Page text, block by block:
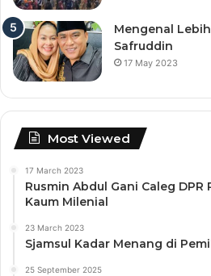
Mengenal
Safruddin
17 May 2023
Most Viewed
17 March 2023
Rusmin Abdul Gani Caleg DPR
Kaum Milenial
23 March 2023
Sjamsul Kadar Menang di
25 September 2025